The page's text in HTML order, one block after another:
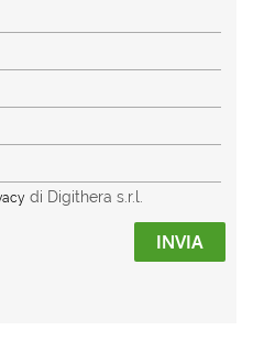
di Digithera s.r.l.
INVIA